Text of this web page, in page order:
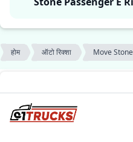
होम ऑटो रिक्शा Move Stone